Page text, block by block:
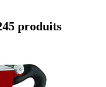
produits